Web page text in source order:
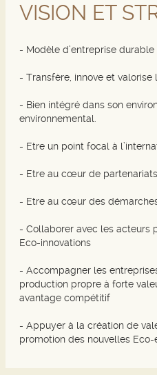
VISION ET
- Modèle d’entreprise
- Transfère, innove et valorise
- Bien intégré dans son
environnemental.
- Etre un point focal à
- Etre au cœur de
- Etre au cœur des
- Collaborer avec les acteurs
Eco-innovations
- Accompagner les
production propre à forte
avantage compétitif
- Appuyer à la création de
promotion des nouvelles Eco-